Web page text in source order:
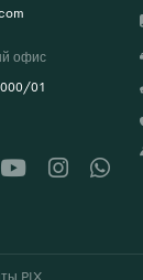
офис
01